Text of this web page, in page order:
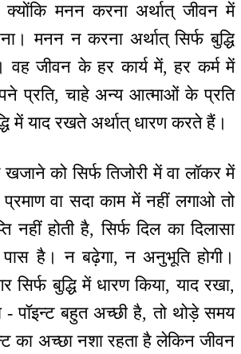
मनन करना अर्थात् जीवन में
मनन न करना अर्थात् सिर्फ बुद्धि
वह जीवन के हर कार्य में, हर कर्म में
प्रति, चाहे अन्य आत्माओं के प्रति
में याद रखते अर्थात् धारण करते हैं।
को सिर्फ तिजोरी में वा लॉकर में
वा सदा काम में नहीं लगाओ तो
नहीं होती है, सिर्फ दिल का दिलासा
पास है। न बढ़ेगा, न अनुभूति होगी।
सिर्फ बुद्धि में धारण किया, याद रखा,
पॉइन्ट बहुत अच्छी है, तो थोड़े समय
का अच्छा नशा रहता है लेकिन जीवन